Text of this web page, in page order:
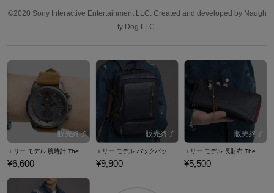
作から五年後の世界を描くストーリー。 ここでは『The Last of Us Part
II』コラボの腕時計をはじめ、バッグやアウターなど、コラボファッショ
©2020 Sony Interactive Entertainment LLC. Created and developed by Naugh
ty Dog LLC.
¥6,600 ¥9,900 ¥5,500